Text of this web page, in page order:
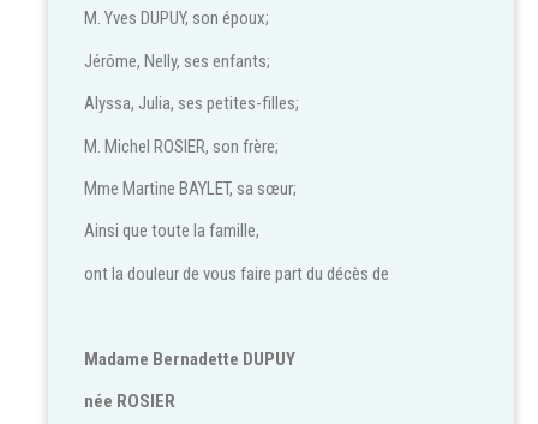
M. Yves DUPUY, son époux;
Jérôme, Nelly, ses enfants;
Alyssa, Julia, ses petites-filles;
M. Michel ROSIER, son frère;
Mme Martine BAYLET, sa sœur;
Ainsi que toute la famille,
ont la douleur de vous faire part du décès de
Madame Bernadette DUPUY
née ROSIER